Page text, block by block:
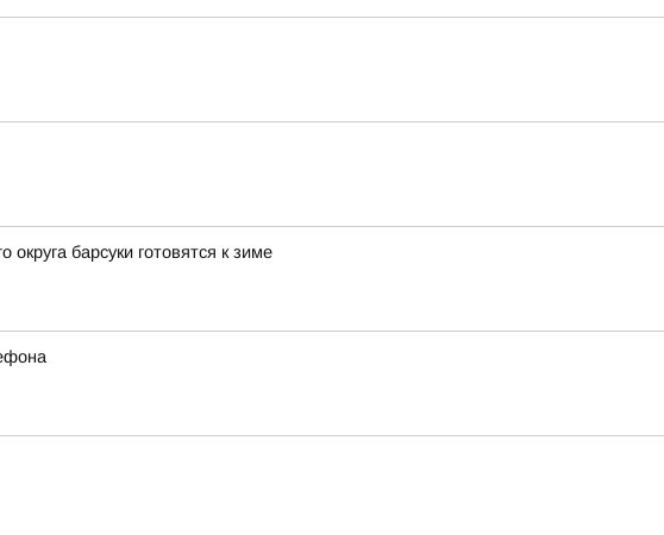
барсуки готовятся к зиме